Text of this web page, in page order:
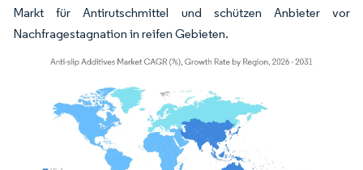
Markt für Antirutschmittel und schützen Anbieter vor
Nachfragestagnation in reifen Gebieten.